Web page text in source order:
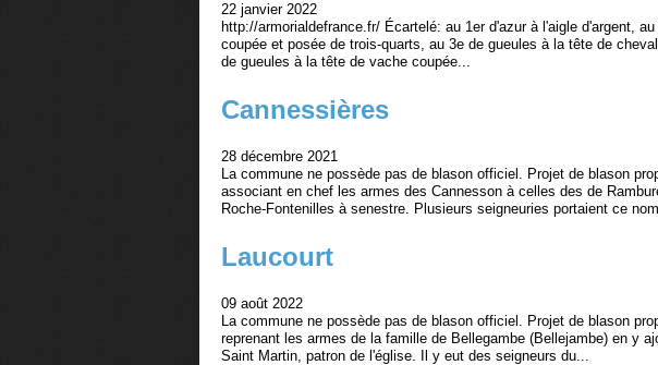
22 janvier 2022
http://armorialdefrance.fr/ Écartelé: au 1er d'azur à l'aigle d'argent,
coupée et posée de trois-quarts, au 3e de gueules à la tête de
de gueules à la tête de vache coupée...
Cannessières
28 décembre 2021
La commune ne possède pas de blason officiel. Projet de blason
associant en chef les armes des Cannesson à celles des de
Roche-Fontenilles à senestre. Plusieurs seigneuries portaient ce
Laucourt
09 août 2022
La commune ne possède pas de blason officiel. Projet de blason
reprenant les armes de la famille de Bellegambe (Bellejambe) en y
Saint Martin, patron de l'église. Il y eut des seigneurs du...